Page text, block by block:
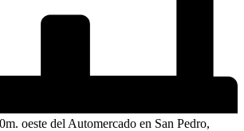
oeste del Automercado en San Pedro,